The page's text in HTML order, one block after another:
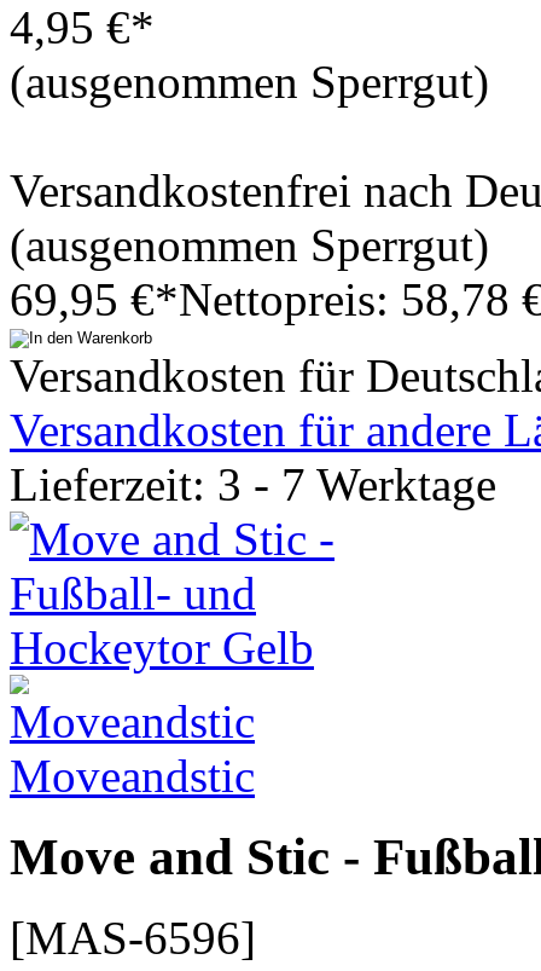
4,95 €*
(ausgenommen Sperrgut)
Versandkostenfrei nach
(ausgenommen Sperrgut)
69,95 €*Nettopreis: 58,78
Versandkosten für
Versandkosten für andere
Lieferzeit: 3 - 7 Werktage
Moveandstic
Move and Stic -
[MAS-6596]